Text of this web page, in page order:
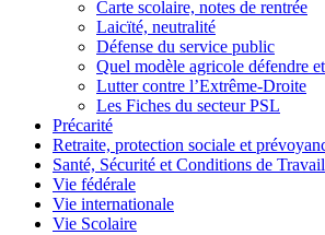
Carte scolaire, notes de rentrée
Laicïté, neutralité
Défense du service public
Quel modèle agricole défendre
Lutter contre l’Extrême-Droite
Les Fiches du secteur PSL
Précarité
Retraite, protection sociale et
Santé, Sécurité et Conditions de Travail
Vie fédérale
Vie internationale
Vie Scolaire